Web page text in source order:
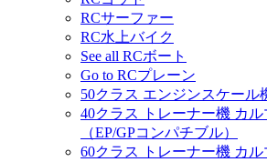
RCサーファー
RC水上バイク
See all RCボート
Go to RCプレーン
50クラス エンジンスケール
40クラス トレーナー機 カ
（EP/GPコンパチブル）
60クラス トレーナー機 カ